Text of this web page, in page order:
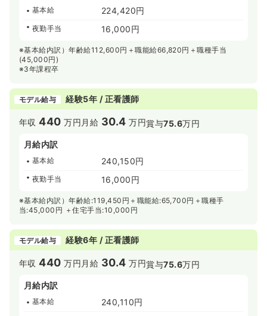
基本給 224,420円
夜勤手当 16,000円
※基本給内訳）年齢給112,600円＋職能給66,820円＋職種手当
(45,000円)
※3年課程卒
モデル給与 経験5年 / 正看護師
年収440 万円 月給 30.4 万円賞与75.6万円
月給内訳
基本給 240,150円
夜勤手当 16,000円
※基本給内訳）年齢給:119,450円＋職能給:65,700円＋職種手
当:45,000円 ＋住宅手当:10,000円
モデル給与 経験6年 / 正看護師
年収440 万円 月給 30.4 万円賞与75.6万円
月給内訳
基本給 240,110円